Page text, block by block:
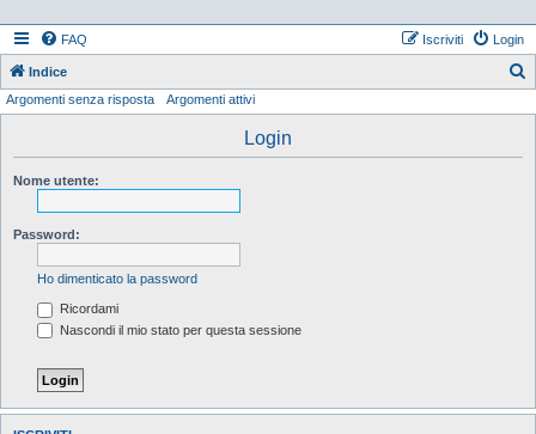
FAQ Login
Iscriviti
Indice
Argomenti senza risposta Argomenti attivi
Login
Nome utente:
Password:
Ho dimenticato la password
Ricordami
Nascondi il mio stato per questa sessione